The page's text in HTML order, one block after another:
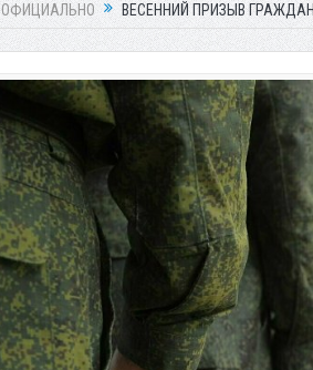
ОФИЦИАЛЬНО ВЕСЕННИЙ ПРИЗЫВ